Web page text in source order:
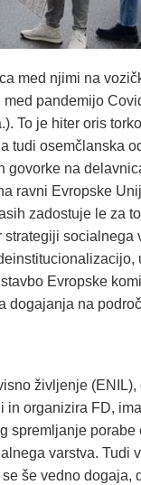
med njimi na
pandemijo
To je hiter oris
tudi osemčlanska
govorke na
ravni Evropske
zadostuje le za
socialnega
Evropske
dogajanja na
življenje (ENIL),
in organizira FD,
spremljanje porabe
varstva. Tudi
še vedno dogaja,